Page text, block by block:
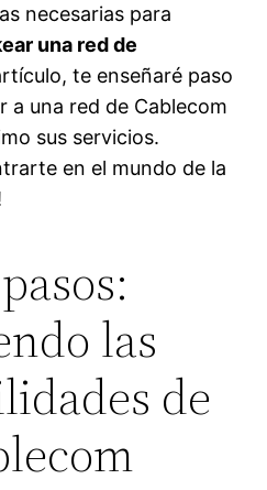
necesarias para
una red de
te enseñaré paso
a una red de Cablecom
sus servicios.
en el mundo de la
las
de